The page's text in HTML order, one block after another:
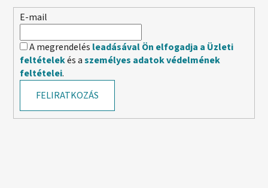
E-mail
A megrendelés leadásával Ön elfogadja a Üzleti
feltételekés aszemélyes adatok védelmének
feltételei.
FELIRATKOZÁS